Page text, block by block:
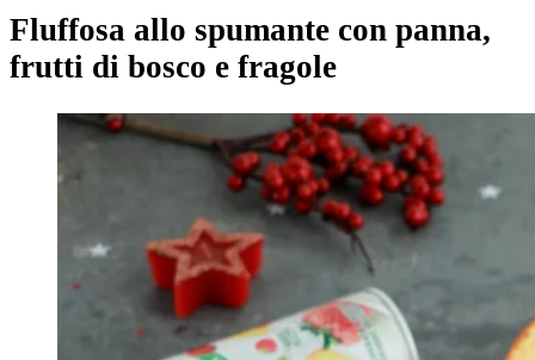
Fluffosa allo spumante con panna,
frutti di bosco e fragole